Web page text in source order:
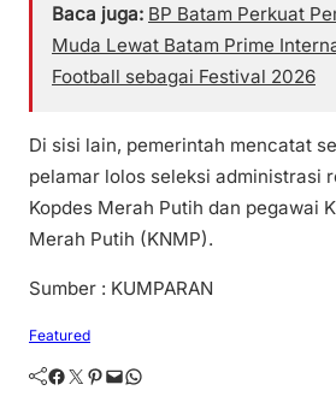
Baca juga: BP Batam Perkuat
Muda Lewat Batam Prime
Football sebagai Festival 2026
Di sisi lain, pemerintah mencatat
pelamar lolos seleksi administrasi
Kopdes Merah Putih dan pegawai
Merah Putih (KNMP).
Sumber : KUMPARAN
Featured
Facebook Twitter Pinterest Mail WhatsApp